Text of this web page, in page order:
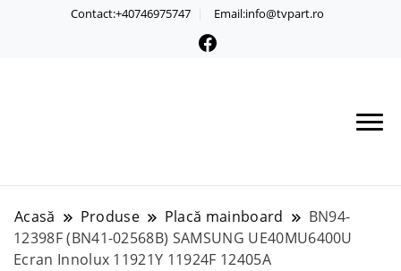
Contact:+40746975747 Email:info@tvpart.ro
Acasă Produse Placă mainboard
BN94-
12398F (BN41-02568B) SAMSUNG UE40MU6400U
Ecran Innolux 11921Y 11924F 12405A